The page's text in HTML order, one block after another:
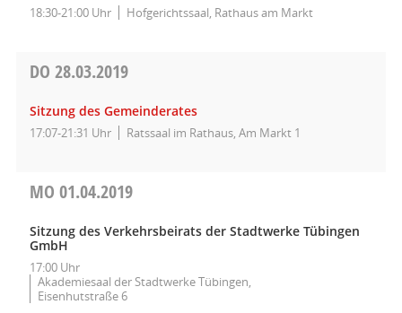
18:30-21:00 Uhr Hofgerichtssaal, Rathaus am Markt
DO 28.03.2019
Sitzung des Gemeinderates
17:07-21:31 Uhr Ratssaal im Rathaus, Am Markt 1
MO 01.04.2019
Sitzung des Verkehrsbeirats der Stadtwerke Tübingen
GmbH
17:00 Uhr
Akademiesaal der Stadtwerke Tübingen,
Eisenhutstraße 6